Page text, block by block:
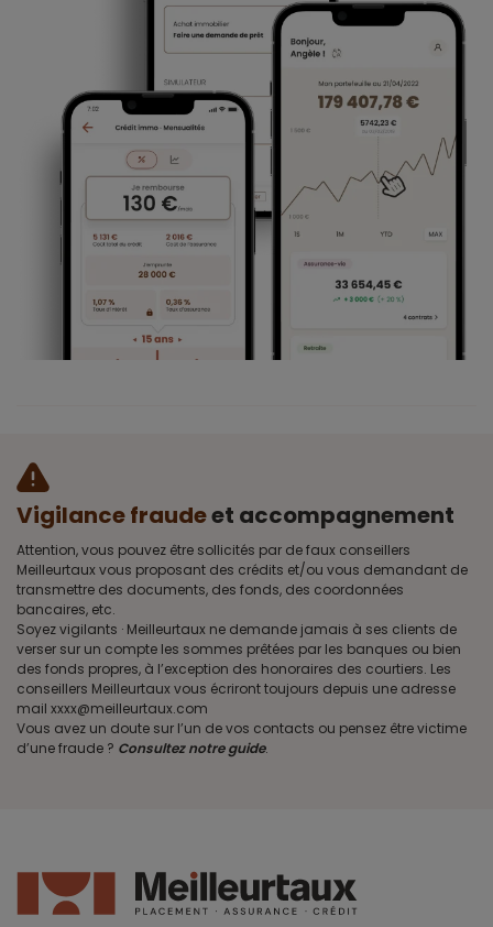
Vigilance fraudeet accompagnement
Attention, vous pouvez être sollicités par de faux conseillers
Meilleurtaux vous proposant des crédits et/ou vous demandant de
transmettre des documents, des fonds, des coordonnées
bancaires, etc.
Soyez vigilants · Meilleurtaux ne demande jamais à ses clients de
verser sur un compte les sommes prêtées par les banques ou bien
des fonds propres, à l’exception des honoraires des courtiers. Les
conseillers Meilleurtaux vous écriront toujours depuis une adresse
mail xxxx@meilleurtaux.com
Vous avez un doute sur l’un de vos contacts ou pensez être victime
d’une fraude ? Consultez notre guide.